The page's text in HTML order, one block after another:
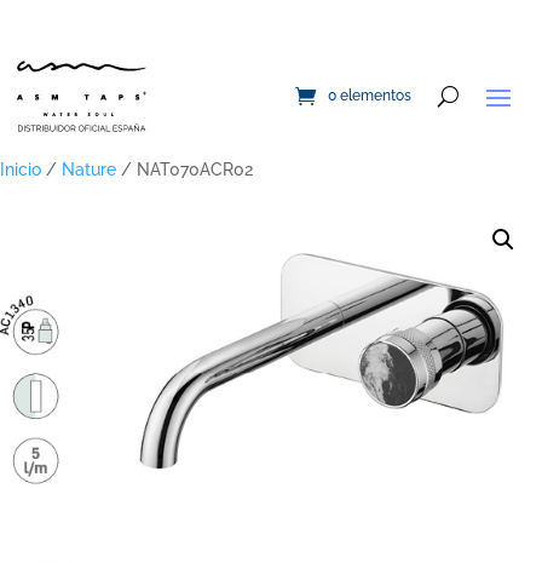
0 elementos
Inicio / Nature / NAT070ACR02